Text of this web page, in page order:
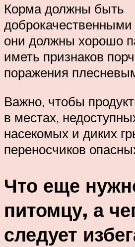
Корма должны быть
они должны хорошо
иметь признаков
поражения
Важно, чтобы
в местах,
насекомых и диких
переносчиков
Что еще
питомцу, а
следует